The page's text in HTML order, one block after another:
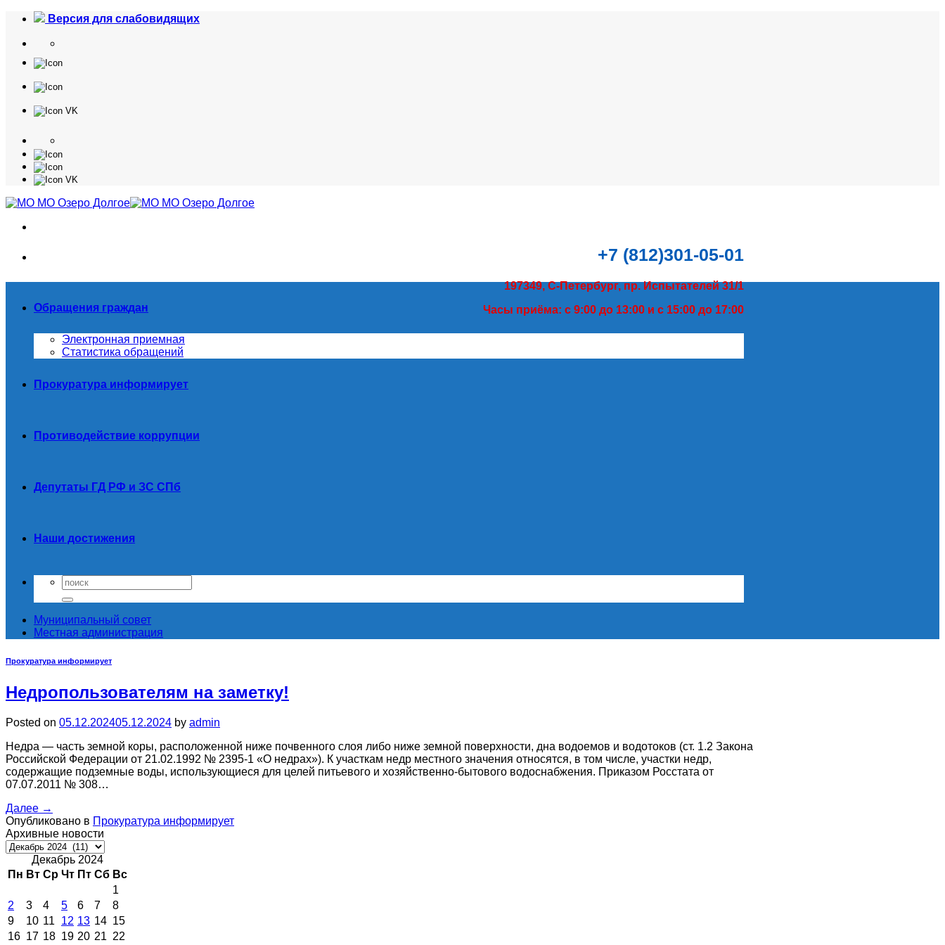
Skip
content
Версия для слабовидящих
+7 (812)301-05-01
197349, С-Петербург, пр. Испытателей 31/1
Часы приёма: с 9:00 до 13:00 и с 15:00 до 17:00
Обращения граждан
Электронная приемная
Статистика обращений
Прокуратура информирует
Противодействие коррупции
Депутаты ГД РФ и ЗС СПб
Наши достижения
Муниципальный совет
Местная администрация
Прокуратура информирует
Недропользователям на заметку!
Posted on 05.12.202405.12.2024 by admin
Недра — часть земной коры, расположенной ниже почвенного слоя либо ниже земной поверхности, дна водоемов и водотоков (ст. 1.2 Закона
Российской Федерации от 21.02.1992 № 2395-1 «О недрах»). К участкам недр местного значения относятся, в том числе, участки недр,
содержащие подземные воды, использующиеся для целей питьевого и хозяйственно-бытового водоснабжения. Приказом Росстата от
07.07.2011 № 308…
Далее →
Опубликовано в Прокуратура информирует
Архивные новости
Архивные
новостиДекабрь 2024
Пн Вт Ср Чт Пт Сб Вс
1
2
3 4 5 6 7
8
9
10 11 12 13 14 15
16 17 18 19 20 21 22